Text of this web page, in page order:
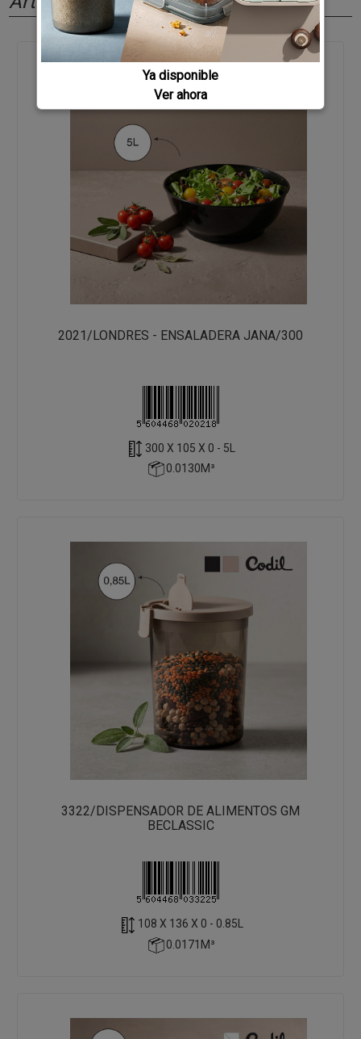
2021/LONDRES - ENSALADERA JANA/300
300 X 105 X 0 - 5L
0.0130M³
3322/DISPENSADOR DE ALIMENTOS GM
BECLASSIC
108 X 136 X 0 - 0.85L
0.0171M³
Ya disponible
Ver ahora